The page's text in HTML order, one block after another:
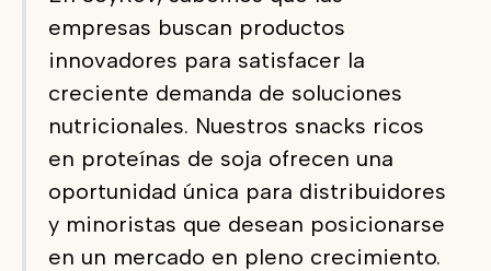
empresas buscan productos
innovadores para satisfacer la
creciente demanda de soluciones
nutricionales. Nuestros snacks ricos
en proteínas de soja ofrecen una
oportunidad única para distribuidores
y minoristas que desean posicionarse
en un mercado en pleno crecimiento.